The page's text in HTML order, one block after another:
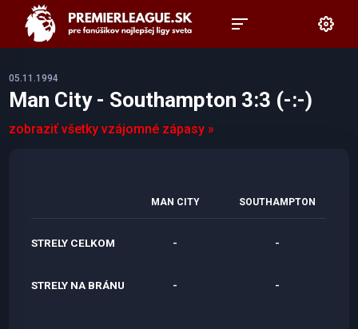
05.11.1994
Man City - Southampton 3:3 (-:-)
zobraziť všetky vzájomné zápasy »
MAN CITY SOUTHAMPTON
STRELY CELKOM - -
STRELY NA BRÁNU - -